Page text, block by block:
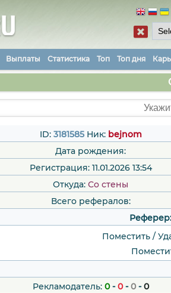
Выплаты Статистика Топ Топ дня
ID: 3181585Ник: bejnom
Дата рождения:
Регистрация: 11.01.2026 13:54
Откуда: Сo стены
Всего рефералов:
Реферер:
Поместить /
Рекламодатель: 0-0-0-0